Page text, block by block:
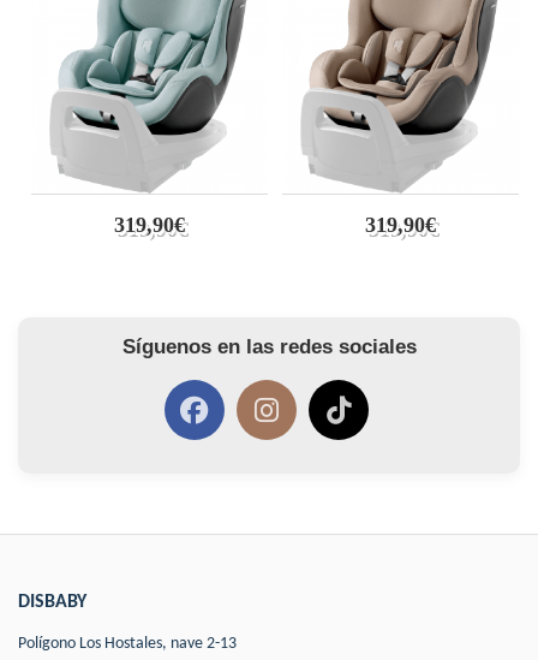
319,90€ 319,90€
Síguenos en las redes sociales
DISBABY
Polígono Los Hostales, nave 2-13